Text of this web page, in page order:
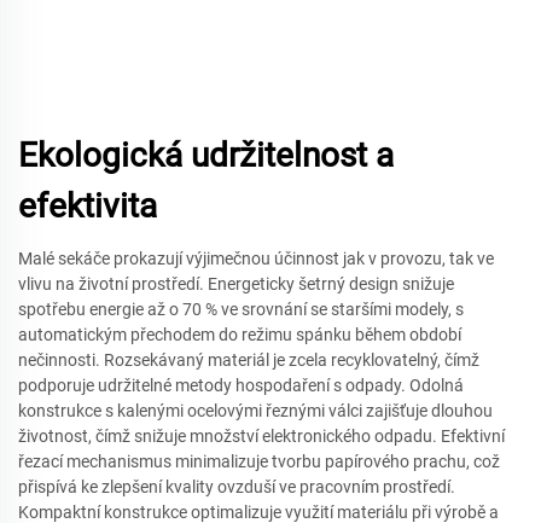
Ekologická udržitelnost a
efektivita
Malé sekáče prokazují výjimečnou účinnost jak v provozu, tak ve
vlivu na životní prostředí. Energeticky šetrný design snižuje
spotřebu energie až o 70 % ve srovnání se staršími modely, s
automatickým přechodem do režimu spánku během období
nečinnosti. Rozsekávaný materiál je zcela recyklovatelný, čímž
podporuje udržitelné metody hospodaření s odpady. Odolná
konstrukce s kalenými ocelovými řeznými válci zajišťuje dlouhou
životnost, čímž snižuje množství elektronického odpadu. Efektivní
řezací mechanismus minimalizuje tvorbu papírového prachu, což
přispívá ke zlepšení kvality ovzduší ve pracovním prostředí.
Kompaktní konstrukce optimalizuje využití materiálu při výrobě a